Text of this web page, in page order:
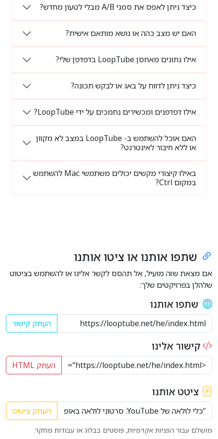
כיצד ניתן לאפס את סמני A/B מבלי לטעון מחדש?
האם יש מצב כהה או נושא מותאם אישית?
אילו נתונים מאחסן LoopTube בדפדפן שלי?
כיצד ניתן לדווח על באג או לבקש תכונה?
אילו דפדפנים ומכשירים נתמכים על ידי LoopTube?
האם אוכל להשתמש ב- LoopTube במצב לא מקוון
או ללא חיבור לאינטרנט?
באילו קיצורי מקשים יכולים משתמשי Mac להשתמש
במקום Ctrl?
שתפו אותנו או ציטו אותנו
אם מצאת שזה מועיל, אל תהסס לקשר אלינו או להשתמש בציטוט
שלהלן בפרויקטים שלך:
שתפו אותנו
העתק קישור
קישור אלינו
העתק HTML
ציטט אותנו
העתק ציטוט
מושלם עבור הפניות אקדמיות, פוסטים בבלוג או עבודות מחקר.